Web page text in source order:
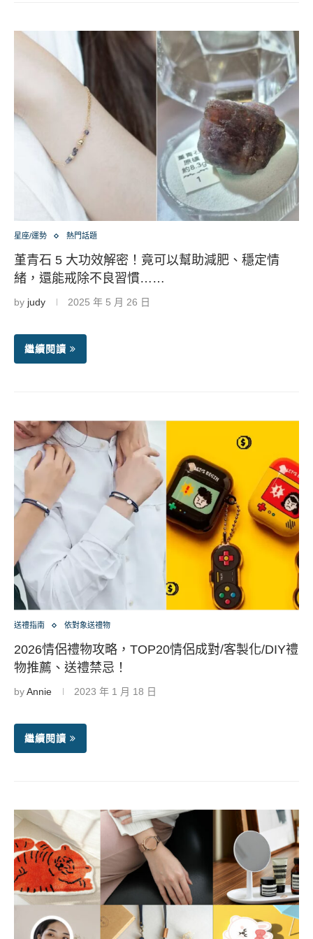
星座/運勢 熱門話題
堇青石 5 大功效解密！竟可以幫助減肥、穩定情
緒，還能戒除不良習慣……
by judy 2025 年 5 月 26 日
繼續閱讀
送禮指南 依對象送禮物
2026情侶禮物攻略，TOP20情侶成對/客製化/DIY禮
物推薦、送禮禁忌！
byAnnie 2023 年 1 月 18 日
繼續閱讀